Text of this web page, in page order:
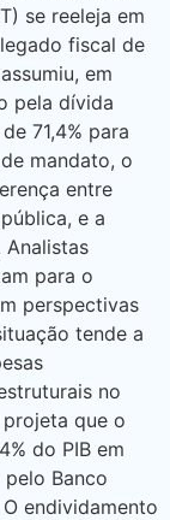
se reeleja em
fiscal de
em
pela dívida
71,4% para
mandato, o
entre
e a
Analistas
para o
perspectivas
tende a
no
que o
do PIB em
Banco
endividamento